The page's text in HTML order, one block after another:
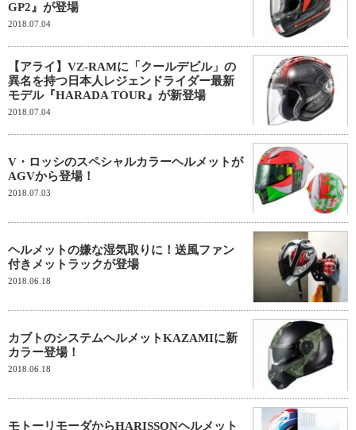
GP2』が登場
2018.07.04
【アライ】VZ-RAMに「クールデビル」の
異名を持つ日本人レジェンドライダー最新
モデル『HARADA TOUR』が新登場
2018.07.04
V・ロッシのスペシャルカラーヘルメットが
AGVから登場！
2018.07.03
ヘルメットの嫌な湿気取りに！送風ファン
付きメットラックが登場
2018.06.18
カブトのシステムヘルメットKAZAMIに新
カラー登場！
2018.06.18
モトーリモーダからHARISSONヘルメット